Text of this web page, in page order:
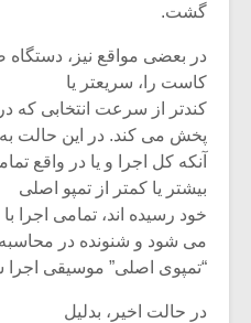
گشت.
در بعضی مواقع نیز،
کاست را، سریعتر یا
کندتر از سرعت انتخابی
پخش می کند. در این حالت
آنکه کل اجرا و یا در واقع
بیشتر یا کمتر از تمپو اصلی
خود رسیده اند، تمامی اجرا
می شود و شنونده در محاسبه
“تمپوی اصلی” موسیقی
در حالت اخیر، بدلیل
میکلوش روژا
یادداشتی بر
شیش و نیم»